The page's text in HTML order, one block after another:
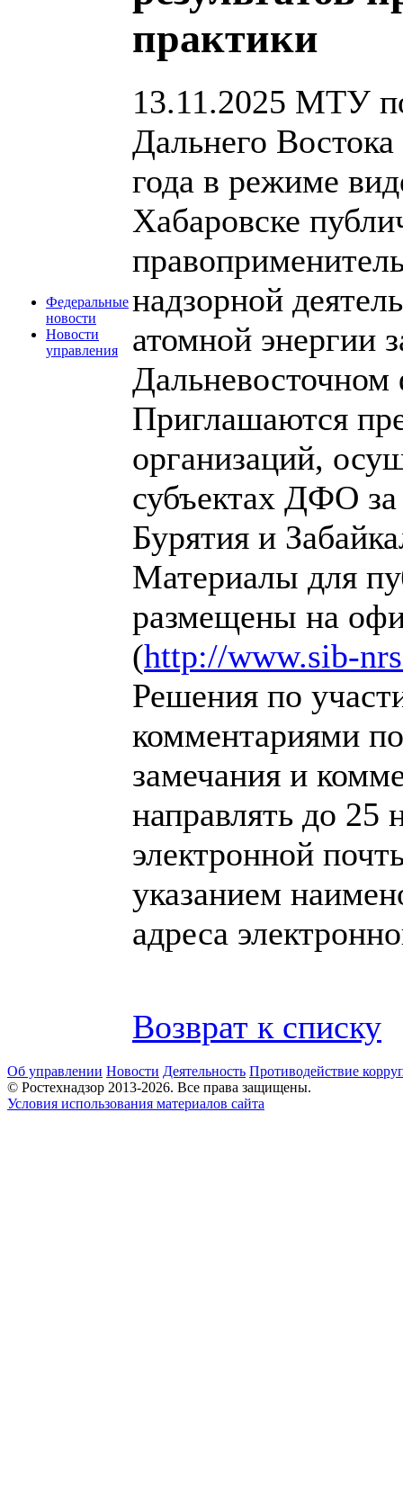
Федеральные
новости
Новости
управления
практики
13.11.2025 МТУ
Дальнего
года в режиме
Хабаровске
надзорной
атомной энергии
Дальневосточном
Приглашаются
организаций,
субъектах ДФО
Бурятия и
Материалы для
размещены на
(http://www.sib-
Решения по
комментариями
замечания и
направлять до 25
электронной
указанием
адреса
Возврат к списку
Об управлении Новости Деятельность Противодействие
© Ростехнадзор 2013-2026. Все права защищены.
Условия использования материалов сайта